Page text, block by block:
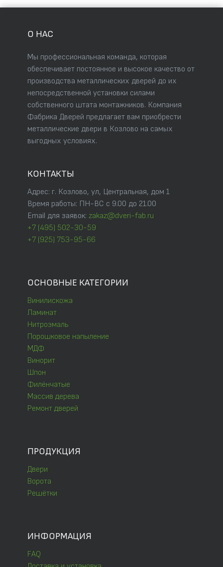
О НАС
Мы профессиональная команда, которая
обеспечивает постоянное и высокое качество от
производства металлических дверей до их
непосредственной установки силами
собственного штата монтажников. Компания
Фабрика Дверей предлагает вам приобрести
металлические двери в Козлово на самых
выгодных условиях.
КОНТАКТЫ
Адрес: г. Козлово, ул, Центральная, дом 1
Время работы: ПН-ВС с 9.00 до 21.00
Email для заявок: zakaz@dveri-fab.ru
+7 (495) 502-30-59
+7 (925) 753-95-66
ОСНОВНЫЕ КАТЕГОРИИ
Винилискожа
Ламинат
Нитроэмаль
Порошковое напыление
МДФ
Винорит
Шпон
Филёнчатые
Массив дерева
Ремонт дверей
ПРОДУКЦИЯ
Двери
Ворота
Решётки
ИНФОРМАЦИЯ
FAQ